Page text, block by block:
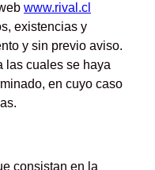
www.rival.cl
existencias y
y sin previo aviso.
las cuales se haya
en cuyo caso
consistan en la